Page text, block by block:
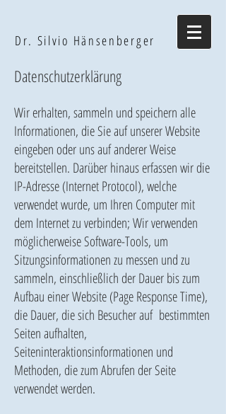
Dr. Silvio Hänsenberger
Datenschutzerklärung
Wir erhalten, sammeln und speichern alle
Informationen, die Sie auf unserer Website
eingeben oder uns auf anderer Weise
bereitstellen. Darüber hinaus erfassen wir die
IP-Adresse (Internet Protocol), welche
verwendet wurde, um Ihren Computer mit
dem Internet zu verbinden; Wir verwenden
möglicherweise Software-Tools, um
Sitzungsinformationen zu messen und zu
sammeln, einschließlich der Dauer bis zum
Aufbau einer Website (Page Response Time),
die Dauer, die sich Besucher auf bestimmten
Seiten aufhalten,
Seiteninteraktionsinformationen und
Methoden, die zum Abrufen der Seite
verwendet werden.